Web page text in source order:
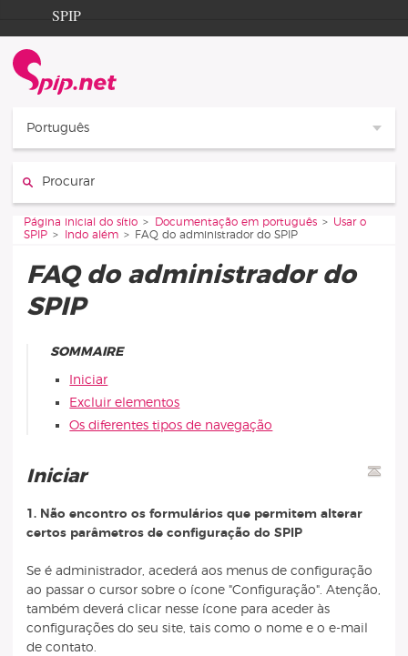
Aller au contenu
Aller à la navigation
SPIP
Documentation
Contribution
Português
Vous êtes ici :
Página inicial do sítio Documentação em português
Usar o
SPIP
Indo além FAQ do administrador do SPIP
FAQ do administrador do
SPIP
SOMMAIRE
Iniciar
Excluir elementos
Os diferentes tipos de navegação
Iniciar
1. Não encontro os formulários que permitem alterar
certos parâmetros de configuração do SPIP
Se é administrador, acederá aos menus de configuração
ao passar o cursor sobre o ícone "Configuração". Atenção,
também deverá clicar nesse ícone para aceder às
configurações do seu site, tais como o nome e o e-mail
de contato.